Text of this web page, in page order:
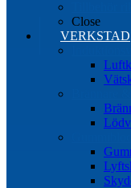
Close
VERKSTAD